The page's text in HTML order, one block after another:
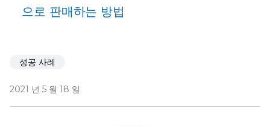
으로 판매하는 방법
성공 사례
2021 년 5 월 18 일